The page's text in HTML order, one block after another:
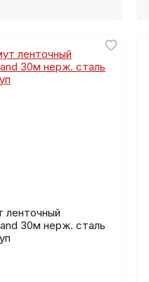
ленточный
30м нерж. сталь